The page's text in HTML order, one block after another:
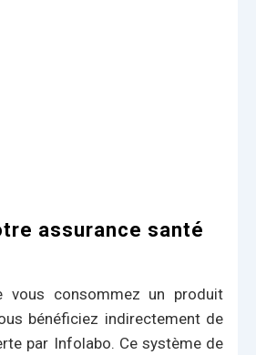
assurance santé
vous consommez un produit
bénéficiez indirectement de
par Infolabo. Ce système de